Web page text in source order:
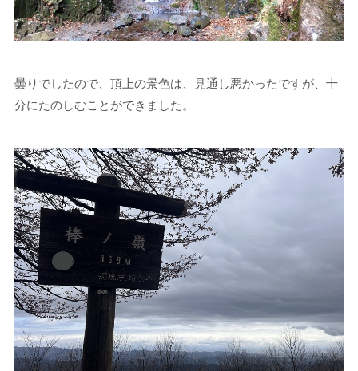
曇りでしたので、頂上の景色は、見通し悪かったですが、十
分にたのしむことができました。